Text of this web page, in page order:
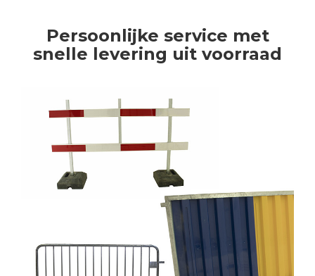
Persoonlijke service met
snelle levering uit voorraad